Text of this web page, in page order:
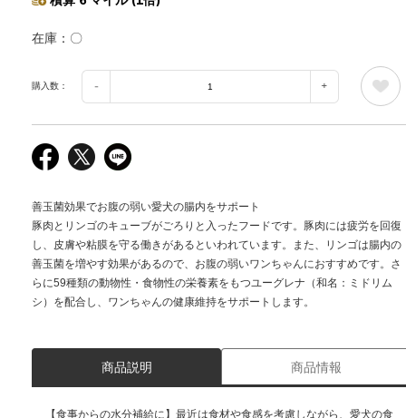
在庫 〇
購入数：
善玉菌効果でお腹の弱い愛犬の腸内をサポート
豚肉とリンゴのキューブがごろりと入ったフードです。豚肉には疲労を回復
し、皮膚や粘膜を守る働きがあるといわれています。また、リンゴは腸内の
善玉菌を増やす効果があるので、お腹の弱いワンちゃんにおすすめです。さ
らに59種類の動物性・食物性の栄養素をもつユーグレナ（和名：ミドリム
シ）を配合し、ワンちゃんの健康維持をサポートします。
商品説明 商品情報
【食事からの水分補給に】最近は食材や食感を考慮しながら、愛犬の食